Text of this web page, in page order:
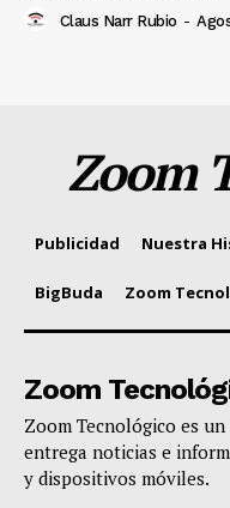
Claus Narr Rubio -
Zoom
Publicidad Nuestra
BigBuda Zoom
Zoom
Zoom Tecnológico es
entrega noticias e
y dispositivos móviles.